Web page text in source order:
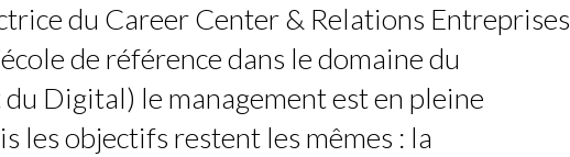
du Career Center & Relations Entreprises
de référence dans le domaine du
Digital) le management est en pleine
les objectifs restent les mêmes : la